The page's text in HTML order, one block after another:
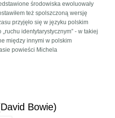
środowiska ewoluowały
też spolszczoną wersję
przyjęło się w języku polskim
identytarystycznym” - w takiej
między innymi w polskim
powieści Michela
Bowie)